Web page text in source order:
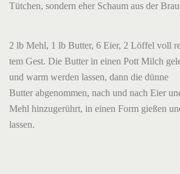
Tütchen, sondern eher Schaum aus der
2 lb Mehl, 1 lb Butter, 6 Eier, 2 Löffel voll
tem Gest. Die Butter in einen Pott Milch
und warm werden lassen, dann die dünne
Butter abgenommen, nach und nach Eier
Mehl hinzugerührt, in einen Form gießen
lassen.